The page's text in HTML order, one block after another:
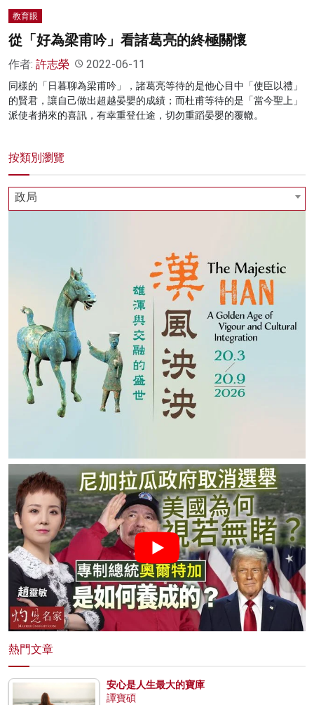
教育眼
從「好為梁甫吟」看諸葛亮的終極關懷
作者: 許志榮 2022-06-11
同樣的「日暮聊為梁甫吟」，諸葛亮等待的是他心目中「使臣以禮」
的賢君，讓自己做出超越晏嬰的成績；而杜甫等待的是「當今聖上」
派使者捎來的喜訊，有幸重登仕途，切勿重蹈晏嬰的覆轍。
按類別瀏覽
政局
熱門文章
安心是人生最大的寶庫
譚寶碩